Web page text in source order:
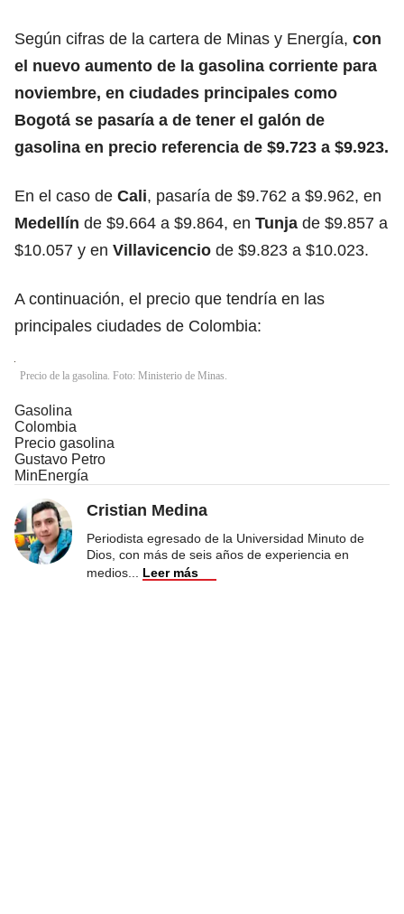
Según cifras de la cartera de Minas y Energía, con
el nuevo aumento de la gasolina corriente para
noviembre, en ciudades principales como
Bogotá se pasaría a de tener el galón de
gasolina en precio referencia de $9.723 a $9.923.
En el caso de Cali, pasaría de $9.762 a $9.962, en
Medellín de $9.664 a $9.864, en Tunja de $9.857 a
$10.057 y en Villavicencio de $9.823 a $10.023.
A continuación, el precio que tendría en las
principales ciudades de Colombia:
Precio de la gasolina. Foto: Ministerio de Minas.
Gasolina
Colombia
Precio gasolina
Gustavo Petro
MinEnergía
Cristian Medina
Periodista egresado de la Universidad Minuto de
Dios, con más de seis años de experiencia en
medios
Leer más